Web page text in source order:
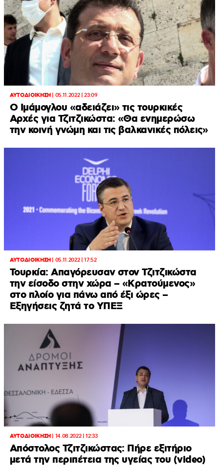
ΑΥΤΟΔΙΟΙΚΗΣΗ| 05.11.2022 | 23:09
Ο Ιμάμογλου «αδειάζει» τις τουρκικές
Αρχές για Τζιτζικώστα: «Θα ενημερώσω
την κοινή γνώμη και τις βαλκανικές πόλεις»
ΑΥΤΟΔΙΟΙΚΗΣΗ| 05.11.2022 | 17:52
Τουρκία: Απαγόρευσαν στον Τζιτζικώστα
την είσοδο στην χώρα – «Κρατούμενος»
στο πλοίο για πάνω από έξι ώρες –
Εξηγήσεις ζητά το ΥΠΕΞ
ΑΥΤΟΔΙΟΙΚΗΣΗ| 14.08.2022 | 12:33
Απόστολος Τζιτζικώστας: Πήρε εξιτήριο
μετά την περιπέτεια της υγείας του (video)